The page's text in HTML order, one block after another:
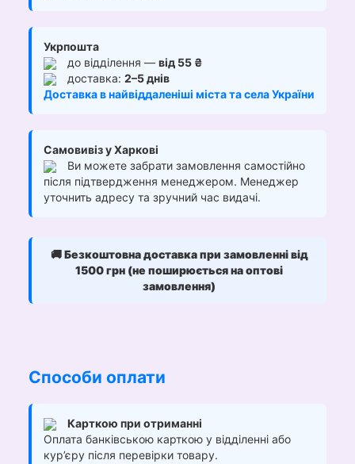
Укрпошта
до відділення — від 55 ₴
доставка: 2–5 днів
Доставка в найвіддаленіші міста та села України
Самовивіз у Харкові
Ви можете забрати замовлення самостійно
після підтвердження менеджером. Менеджер
уточнить адресу та зручний час видачі.
🚚Безкоштовна доставка при замовленні від
1500 грн (не поширюється на оптові
замовлення)
Способи оплати
Карткою при отриманні
Оплата банківською карткою у відділенні або
кур’єру після перевірки товару.